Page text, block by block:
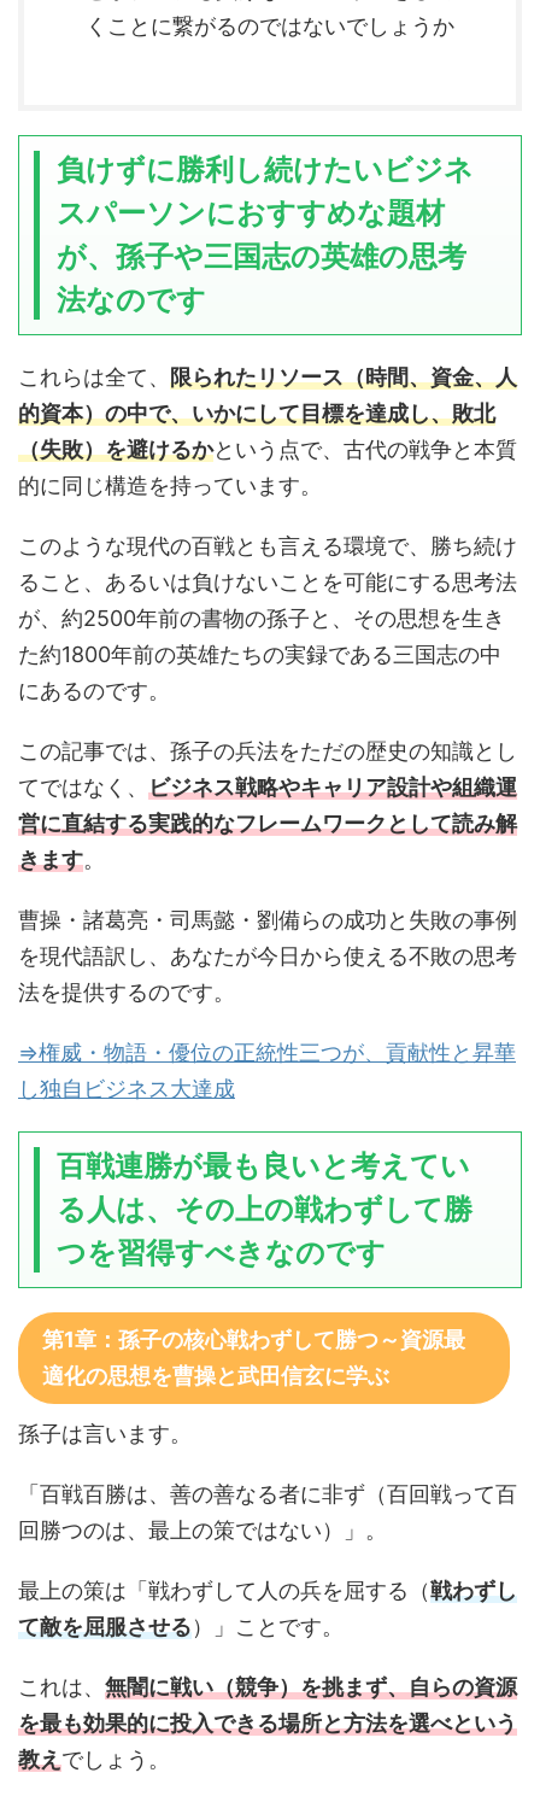
くことに繋がるのではないでしょうか
負けずに勝利し続けたいビジネ
スパーソンにおすすめな題材
が、孫子や三国志の英雄の思考
法なのです
これらは全て、 限られたリソース（時間、資金、人
的資本）の中で、いかにして目標を達成し、敗北
（失敗）を避けるかという点で、古代の戦争と本質
的に同じ構造を持っています。
このような現代の百戦とも言える環境で、勝ち続け
ること、あるいは負けないことを可能にする思考法
が、約2500年前の書物の孫子と、その思想を生き
た約1800年前の英雄たちの実録である三国志の中
にあるのです。
この記事では、孫子の兵法をただの歴史の知識とし
てではなく、 ビジネス戦略やキャリア設計や組織運
営に直結する実践的なフレームワークとして読み解
きます。
曹操・諸葛亮・司馬懿・劉備らの成功と失敗の事例
を現代語訳し、あなたが今日から使える不敗の思考
法を提供するのです。
⇒権威・物語・優位の正統性三つが、貢献性と昇華
し独自ビジネス大達成
百戦連勝が最も良いと考えてい
る人は、その上の戦わずして勝
つを習得すべきなのです
第1章：孫子の核心戦わずして勝つ～資源最
適化の思想を曹操と武田信玄に学ぶ
孫子は言います。
「百戦百勝は、善の善なる者に非ず（百回戦って百
回勝つのは、最上の策ではない）」。
最上の策は「戦わずして人の兵を屈する（戦わずし
て敵を屈服させる）」ことです。
これは、 無闇に戦い（競争）を挑まず、自らの資源
を最も効果的に投入できる場所と方法を選べという
教えでしょう。